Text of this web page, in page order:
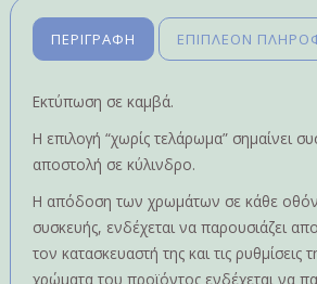
ΠΕΡΙΓΡΑΦΉ ΕΠΙΠΛΈΟΝ
Εκτύπωση σε καμβά.
Η επιλογή “χωρίς τελάρωμα” σημαίνει
αποστολή σε κύλινδρο.
Η απόδοση των χρωμάτων σε κάθε
συσκευής, ενδέχεται να παρουσιάζει
τον κατασκευαστή της και τις ρυθμίσεις
χρώματα του προϊόντος ενδέχεται να